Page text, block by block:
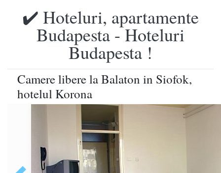
✔️ Hoteluri, apartamente
Budapesta - Hoteluri
Budapesta !
Camere libere la Balaton in Siofok,
hotelul Korona